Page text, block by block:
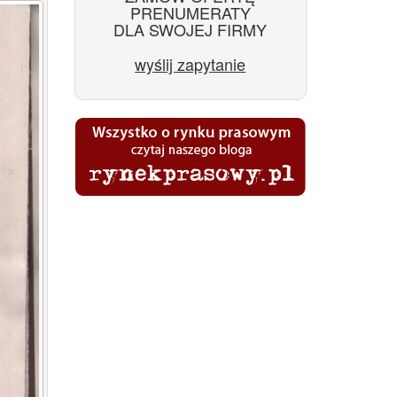
PRENUMERATY
DLA SWOJEJ FIRMY
wyślij zapytanie